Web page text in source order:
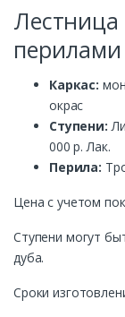
перилами
Каркас:
окрас
Ступени:
000 р. Лак.
Перила:
Цена с учетом
Ступени могут
дуба.
Сроки